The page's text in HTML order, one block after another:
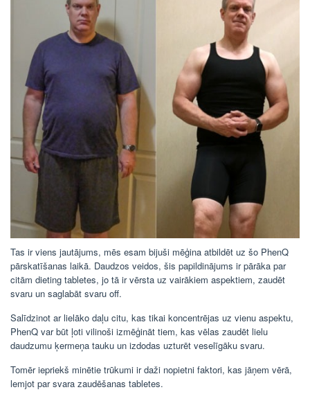
Tas ir viens jautājums, mēs esam bijuši mēģina atbildēt uz šo PhenQ
pārskatīšanas laikā. Daudzos veidos, šis papildinājums ir pārāka par
citām dieting tabletes, jo tā ir vērsta uz vairākiem aspektiem, zaudēt
svaru un saglabāt svaru off.
Salīdzinot ar lielāko daļu citu, kas tikai koncentrējas uz vienu aspektu,
PhenQ var būt ļoti vilinoši izmēģināt tiem, kas vēlas zaudēt lielu
daudzumu ķermeņa tauku un izdodas uzturēt veselīgāku svaru.
Tomēr iepriekš minētie trūkumi ir daži nopietni faktori, kas jāņem vērā,
lemjot par svara zaudēšanas tabletes.